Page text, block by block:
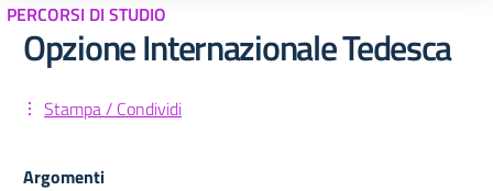
PERCORSI DI STUDIO
Opzione Internazionale Tedesca
Stampa / Condividi
Argomenti